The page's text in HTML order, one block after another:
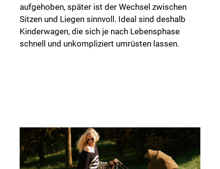
aufgehoben, später ist der Wechsel zwischen
Sitzen und Liegen sinnvoll. Ideal sind deshalb
Kinderwagen, die sich je nach Lebensphase
schnell und unkompliziert umrüsten lassen.